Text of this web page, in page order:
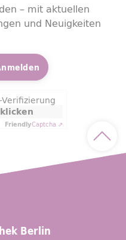
– mit aktuellen
und Neuigkeiten
FriendlyCaptcha ⇗
Berlin